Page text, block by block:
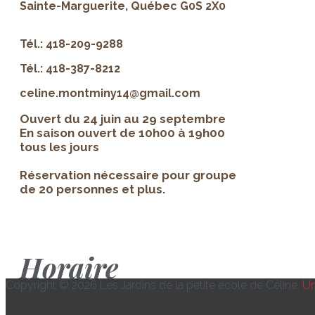
Sainte-Marguerite, Québec G0S 2X0
Tél.: 418-209-9288
Tél.: 418-387-8212
celine.montminy14@gmail.com
Ouvert du 24 juin au 29 septembre
En saison ouvert de 10h00 à 19h00
tous les jours
Réservation nécessaire pour groupe
de 20 personnes et plus.
Horaire
Copyright © 2026 Les Jardins de la petite école de Céline.